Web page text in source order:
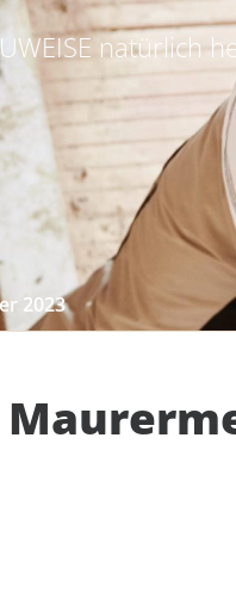
natürlich
2023